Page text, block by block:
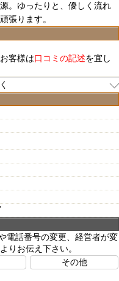
。ゆったりと、優しく流れ
張ります。
客様は口コミの記述を宜し
電話番号の変更、経営者が変
りお伝え下さい。
その他